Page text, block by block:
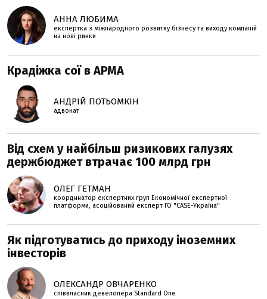
АННА ЛЮБИМА
експертка з міжнародного розвитку бізнесу та виходу компаній
на нові ринки
Крадіжка сої в АРМА
АНДРІЙ ПОТЬОМКІН
адвокат
Від схем у найбільш ризикових галузях
держбюджет втрачає 100 млрд грн
ОЛЕГ ГЕТМАН
координатор експертних груп Економічної експертної
платформи, асоційований експерт ГО "CASE-Україна"
Як підготуватись до приходу іноземних
інвесторів
ОЛЕКСАНДР ОВЧАРЕНКО
співвласник девелопера Standard One